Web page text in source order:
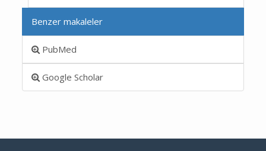
Benzer makaleler
PubMed
Google Scholar